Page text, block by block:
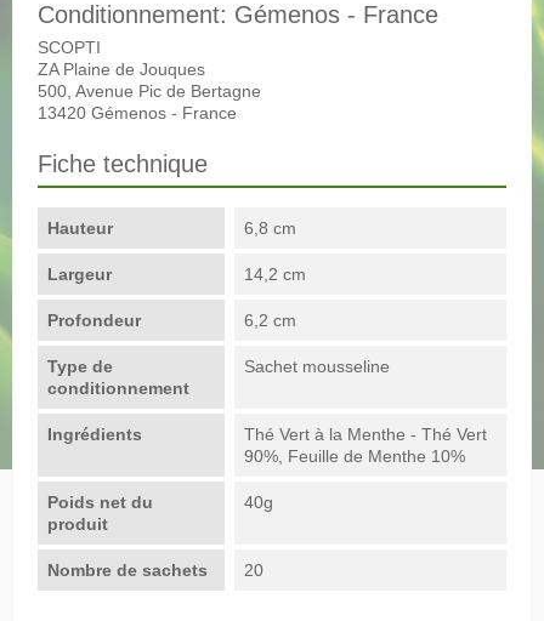
Conditionnement: Gémenos - France
SCOPTI
ZA Plaine de Jouques
500, Avenue Pic de Bertagne
13420 Gémenos - France
Fiche technique
Hauteur 6,8 cm
Largeur 14,2 cm
Profondeur 6,2 cm
Type de
conditionnement
Sachet mousseline
Ingrédients
Thé Vert à la Menthe - Thé Vert
90%, Feuille de Menthe 10%
Poids net du
produit
40g
Nombre de sachets 20